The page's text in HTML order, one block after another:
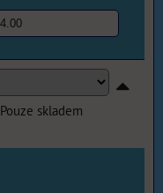
Pouze skladem